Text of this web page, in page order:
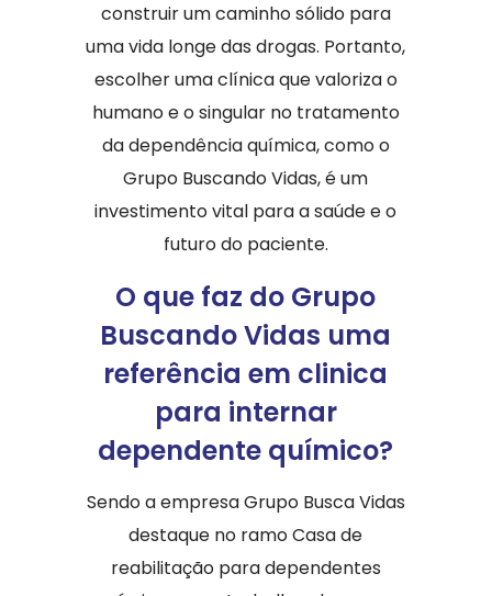
construir um caminho sólido para
uma vida longe das drogas. Portanto,
escolher uma clínica que valoriza o
humano e o singular no tratamento
da dependência química, como o
Grupo Buscando Vidas, é um
investimento vital para a saúde e o
futuro do paciente.
O que faz do Grupo
Buscando Vidas uma
referência em clinica
para internar
dependente químico?
Sendo a empresa Grupo Busca Vidas
destaque no ramo Casa de
reabilitação para dependentes